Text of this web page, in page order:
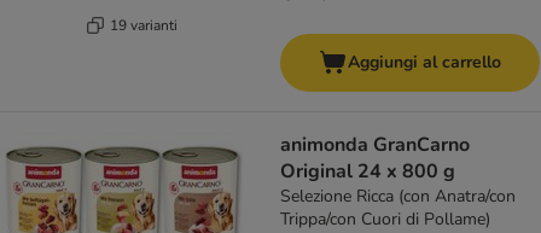
19 varianti
Aggiungi al carrello
animonda GranCarno
Original 24 x 800 g
Selezione Ricca (con Anatra/con
Trippa/con Cuori di Pollame)